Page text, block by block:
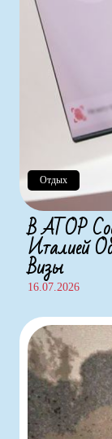
Отдых
В АТОР
Италией
Визы
16.07.2026